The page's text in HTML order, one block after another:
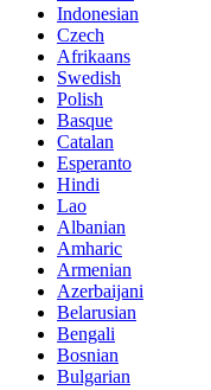
Indonesian
Czech
Afrikaans
Swedish
Polish
Basque
Catalan
Esperanto
Hindi
Lao
Albanian
Amharic
Armenian
Azerbaijani
Belarusian
Bengali
Bosnian
Bulgarian